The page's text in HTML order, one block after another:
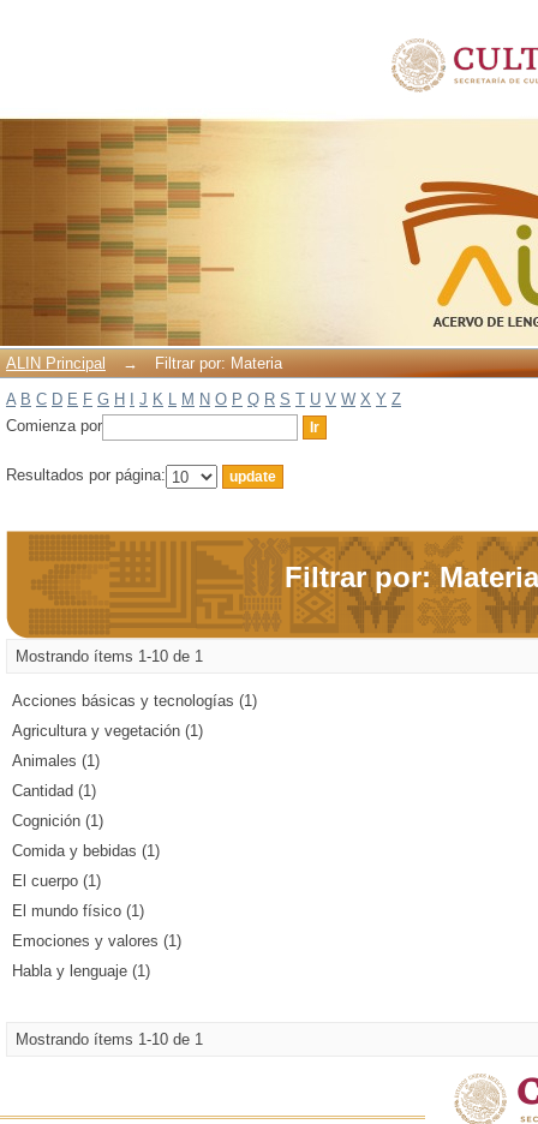
ALIN Principal →
Filtrar por: Materia
A B C D E F G H J K L M N O P Q R S T U V W X Y Z
Comienza por
Resultados por página:
Filtrar por: Materia
Mostrando ítems 1-10 de 1
Acciones básicas y tecnologías (1)
Agricultura y vegetación (1)
Animales (1)
Cantidad (1)
Cognición (1)
Comida y bebidas (1)
El cuerpo (1)
El mundo físico (1)
Emociones y valores (1)
Habla y lenguaje (1)
Mostrando ítems 1-10 de 1